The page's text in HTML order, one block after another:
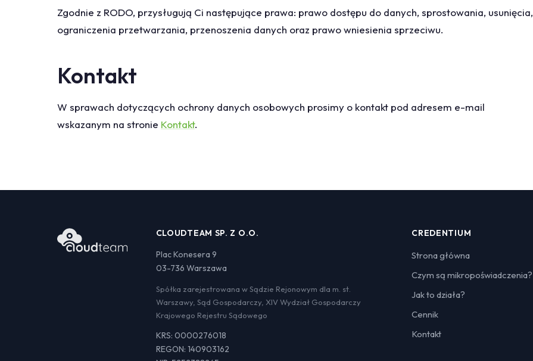
Zgodnie z RODO, przysługują Ci następujące prawa: prawo dostępu do danych, sprostowania, usunięcia,
ograniczenia przetwarzania, przenoszenia danych oraz prawo wniesienia sprzeciwu.
Kontakt
W sprawach dotyczących ochrony danych osobowych prosimy o kontakt pod adresem e-mail
wskazanym na stronie Kontakt.
CLOUDTEAM SP. Z O.O.
Plac Konesera 9
03-736 Warszawa
Spółka zarejestrowana w Sądzie Rejonowym dla m. st.
Warszawy, Sąd Gospodarczy, XIV Wydział Gospodarczy
Krajowego Rejestru Sądowego
KRS: 0000276018
REGON: 140903162
CREDENTIUM
Strona główna
Czym są mikropoświadczenia?
Jak to działa?
Cennik
Kontakt